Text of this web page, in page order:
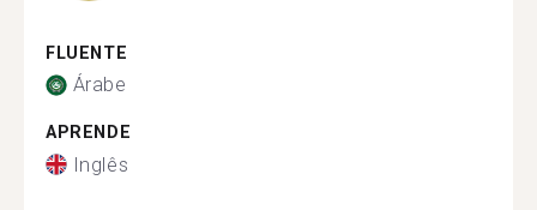
FLUENTE
Árabe
APRENDE
Inglês